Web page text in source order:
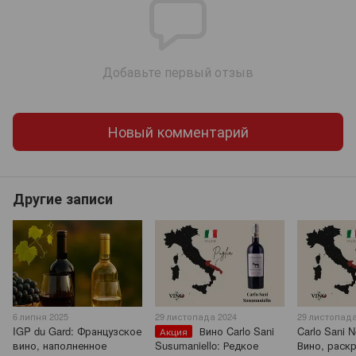
Добавьте первый отзыв
Новый комментарий
Другие записи
6 липня 2025
IGP du Gard: Французское
вино, наполненное
29 листопада 2024
Акция
Вино Carlo Sani
Susumaniello: Редкое
29
Carlo Sani
Вино,